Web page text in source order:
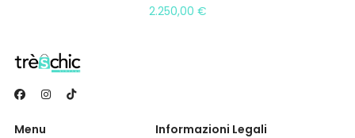
2.250,00 €
Menu Informazioni Legali